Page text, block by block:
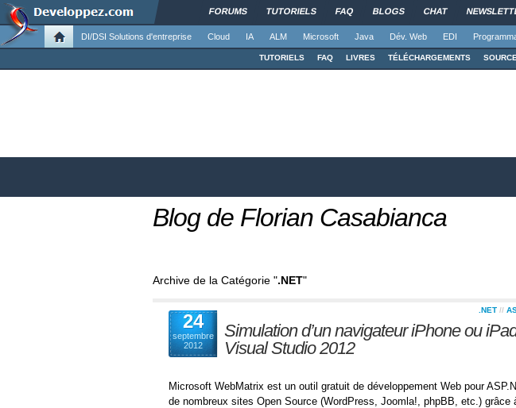
FORUMS TUTORIELS FAQ BLOGS CHAT
DI/DSI Solutions d'entreprise Cloud IA ALM Microsoft Java Dév. Web EDI
TUTORIELS FAQ LIVRES TÉLÉCHARGEMENTS
Blog de Florian Casabianca
Archive de la Catégorie ".NET"
24
septembre
2012
.NET //
Simulation d’un navigateur iPhone ou
Visual Studio 2012
Microsoft WebMatrix est un outil gratuit de développement Web pour
de nombreux sites Open Source (WordPress, Joomla!, phpBB, etc.) grâce